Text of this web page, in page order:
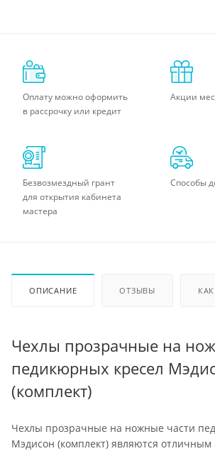
Оплату можно оформить
в рассрочку или кредит
Акции
Безвозмездный грант
для открытия кабинета
мастера
Способы
ОПИСАНИЕ ОТЗЫВЫ
Чехлы прозрачные на
педикюрных кресел
(комплект)
Чехлы прозрачные на ножные части
Мэдисон (комплект) являются